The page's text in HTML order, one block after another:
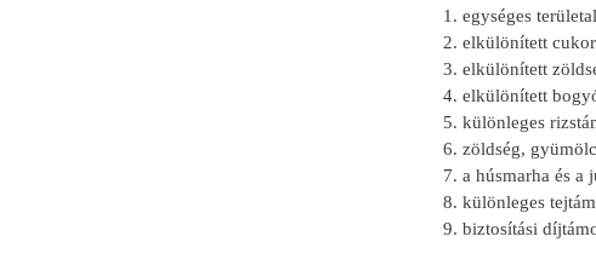
1. egységes
2. elkülönített
3. elkülönített
4. elkülönített
5. különleges
6. zöldség,
7. a húsmarha és a
8. különleges
9. biztosítási